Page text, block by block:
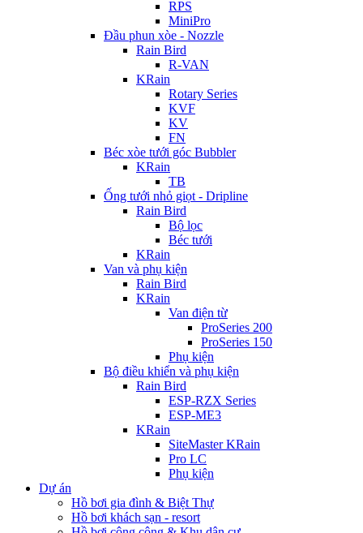
RPS
MiniPro
Đầu phun xòe - Nozzle
Rain Bird
R-VAN
KRain
Rotary Series
KVF
KV
FN
Béc xòe tưới góc Bubbler
KRain
TB
Ống tưới nhỏ giọt - Dripline
Rain Bird
Bộ lọc
Béc tưới
KRain
Van và phụ kiện
Rain Bird
KRain
Van điện từ
ProSeries 200
ProSeries 150
Phụ kiện
Bộ điều khiển và phụ kiện
Rain Bird
ESP-RZX Series
ESP-ME3
KRain
SiteMaster KRain
Pro LC
Phụ kiện
Dự án
Hồ bơi gia đình & Biệt Thự
Hồ bơi khách sạn - resort